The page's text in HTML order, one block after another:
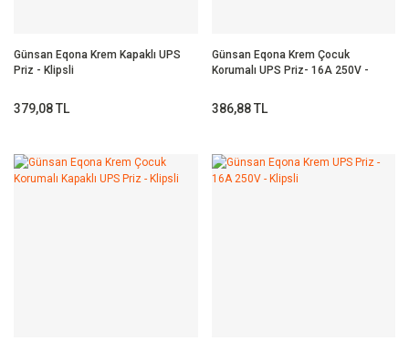
Günsan Eqona Krem Kapaklı UPS
Priz - Klipsli
379,08 TL
Günsan Eqona Krem Çocuk
Korumalı UPS Priz- 16A 250V -
386,88 TL